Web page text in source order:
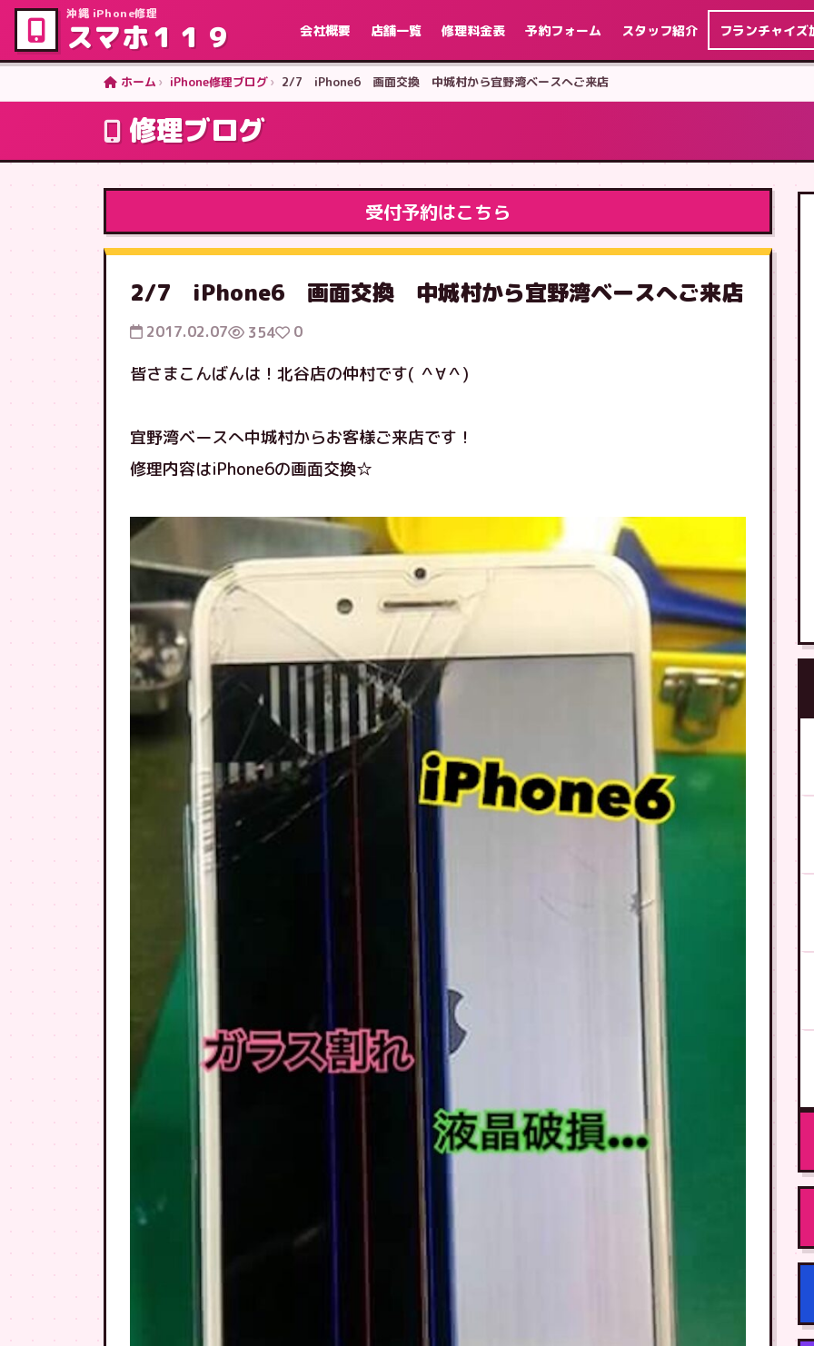
沖縄 iPhone修理
スマホ１１９ 会社概要 店舗一覧 修理料金表 予約フォーム スタッフ紹介 フランチャイズ
ホーム iPhone修理ブログ 2/7 iPhone6 画面交換 中城村から宜野湾ベースへご来店
修理ブログ
受付予約はこちら
2/7 iPhone6 画面交換 中城村から宜野湾ベースへご来店
2017.02.07 354 0
皆さまこんばんは！北谷店の仲村です( ＾∀＾)
宜野湾ベースへ中城村からお客様ご来店です！
修理内容はiPhone6の画面交換☆